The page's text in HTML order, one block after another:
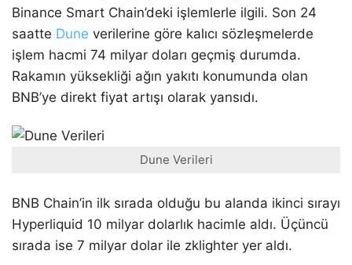
Binance Smart Chain’deki işlemlerle ilgili. Son 24
saatte Dune verilerine göre kalıcı sözleşmelerde
işlem hacmi 74 milyar doları geçmiş durumda.
Rakamın yüksekliği ağın yakıtı konumunda olan
BNB’ye direkt fiyat artışı olarak yansıdı.
Dune Verileri
BNB Chain’in ilk sırada olduğu bu alanda ikinci sırayı
Hyperliquid 10 milyar dolarlık hacimle aldı. Üçüncü
sırada ise 7 milyar dolar ile zklighter yer aldı.